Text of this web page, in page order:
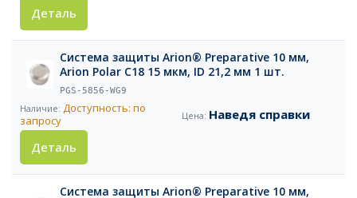
Деталь
Система защиты Arion® Preparative 10 мм,
Arion Polar C18 15 мкм, ID 21,2 мм 1 шт.
PGS-5856-WG9
Доступность: по
запросу
Наведя справки
Деталь
Система защиты Arion® Preparative 10 мм,